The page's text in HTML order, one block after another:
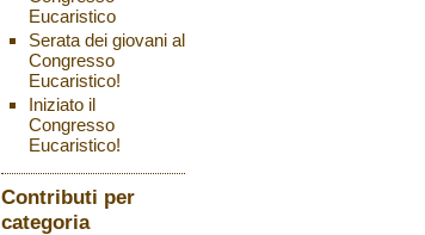
Eucaristico
Serata dei giovani al
Congresso
Eucaristico!
Iniziato il
Congresso
Eucaristico!
Contributi per
categoria